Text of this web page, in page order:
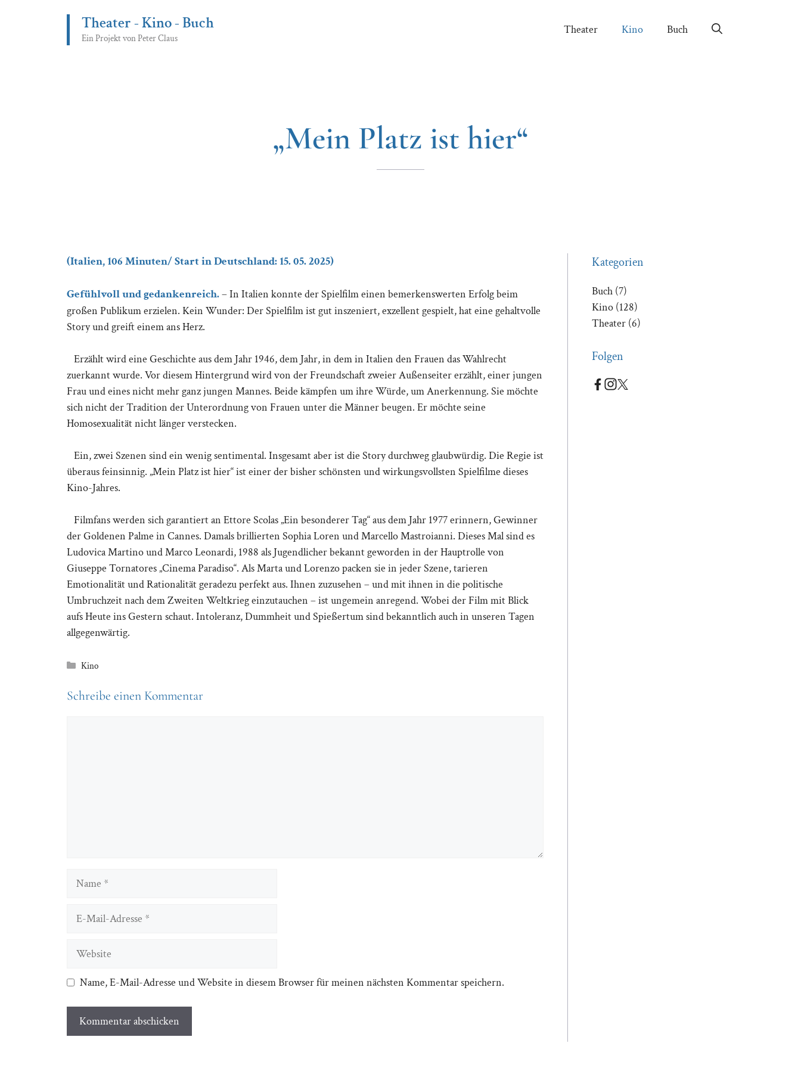
Theater - Kino - Buch
Ein Projekt von Peter Claus
Theater Kino Buch
„Mein Platz ist hier“
(Italien, 106 Minuten/ Start in Deutschland: 15. 05. 2025)
Gefühlvoll und gedankenreich.– In Italien konnte der Spielfilm einen bemerkenswerten Erfolg beim
großen Publikum erzielen. Kein Wunder: Der Spielfilm ist gut inszeniert, exzellent gespielt, hat eine gehaltvolle
Story und greift einem ans Herz.
Erzählt wird eine Geschichte aus dem Jahr 1946, dem Jahr, in dem in Italien den Frauen das Wahlrecht
zuerkannt wurde. Vor diesem Hintergrund wird von der Freundschaft zweier Außenseiter erzählt, einer jungen
Frau und eines nicht mehr ganz jungen Mannes. Beide kämpfen um ihre Würde, um Anerkennung. Sie möchte
sich nicht der Tradition der Unterordnung von Frauen unter die Männer beugen. Er möchte seine
Homosexualität nicht länger verstecken.
Ein, zwei Szenen sind ein wenig sentimental. Insgesamt aber ist die Story durchweg glaubwürdig. Die Regie ist
überaus feinsinnig. „Mein Platz ist hier“ ist einer der bisher schönsten und wirkungsvollsten Spielfilme dieses
Kino-Jahres.
Filmfans werden sich garantiert an Ettore Scolas „Ein besonderer Tag“ aus dem Jahr 1977 erinnern, Gewinner
der Goldenen Palme in Cannes. Damals brillierten Sophia Loren und Marcello Mastroianni. Dieses Mal sind es
Ludovica Martino und Marco Leonardi, 1988 als Jugendlicher bekannt geworden in der Hauptrolle von
Giuseppe Tornatores „Cinema Paradiso“. Als Marta und Lorenzo packen sie in jeder Szene, tarieren
Emotionalität und Rationalität geradezu perfekt aus. Ihnen zuzusehen – und mit ihnen in die politische
Umbruchzeit nach dem Zweiten Weltkrieg einzutauchen – ist ungemein anregend. Wobei der Film mit Blick
aufs Heute ins Gestern schaut. Intoleranz, Dummheit und Spießertum sind bekanntlich auch in unseren Tagen
allgegenwärtig.
Kategorien
Kino
Schreibe einen Kommentar
Website
Name, E-Mail-Adresse und Website in diesem Browser für meinen nächsten Kommentar speichern.
Kategorien
Buch (7)
Kino (128)
Theater (6)
Folgen